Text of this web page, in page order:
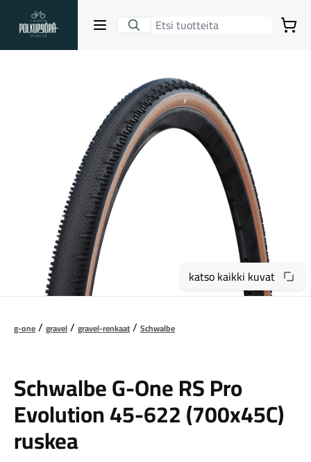
Lahden Polkupyörähuolto - etusivulle
Avaa sulje valikko
Suositut osastot
Gravel-pyörät
Maastosähköpyörät
Ostoskori
katso kaikki kuvat
g-one gravel gravel-renkaat Schwalbe
Schwalbe G-One RS Pro
Evolution 45-622 (700x45C)
ruskea